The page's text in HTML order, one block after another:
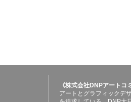
《株式会社DNPアート
アートとグラフィックデ